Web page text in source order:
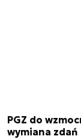
PGZ do
wymiana zdań